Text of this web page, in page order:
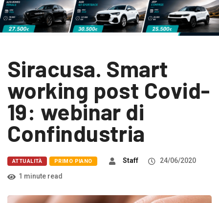
Siracusa. Smart
working post Covid-
19: webinar di
Confindustria
ATTUALITÀ PRIMO PIANO Staff
24/06/2020
1 minute read